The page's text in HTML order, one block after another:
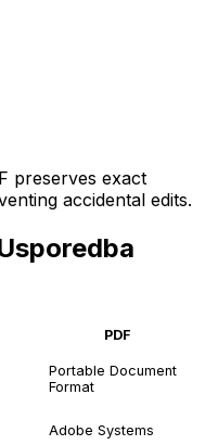
exact
accidental edits.
PDF
Portable Document
Format
Adobe Systems